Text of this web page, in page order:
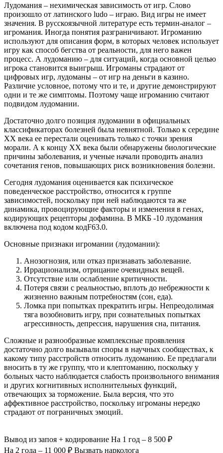
Лудомания – нехимическая зависимость от игр. Слово
произошло от латинского ludo – играю. Вид игры не имеет
значения. В русскоязычной литературе есть термин-аналог –
игромания. Иногда понятия разграничивают. Игроманию
используют для описания форм, в которых человек использует
игру как способ бегства от реальности, для него важен
процесс. А лудоманию – для ситуаций, когда основной целью
игрока становится выигрыш. Игроманы страдают от
цифровых игр, лудоманы – от игр на деньги в казино.
Различие условное, потому что и те, и другие демонстрируют
одни и те же симптомы. Поэтому чаще игроманию считают
подвидом лудомании.
Достаточно долго позиция лудомании в официальных
классификаторах болезней была невнятной. Только к середине
XX века ее перестали оценивать только с точки зрения
морали. А к концу XX века были обнаружены биологические
причины заболевания, и ученые начали проводить анализ
сочетания генов, повышающих риск возникновения болезни.
Сегодня лудомания оценивается как психическое
поведенческое расстройство, относится к группе
зависимостей, поскольку при ней наблюдаются та же
динамика, провоцирующие факторы и изменения в генах,
кодирующих рецепторы дофамина. В МКБ -10 лудомания
включена под кодом кодF63.0.
Основные признаки игромании (лудомании):
Анозогнозия, или отказ признавать заболевание.
Иррационализм, отрицание очевидных вещей.
Отсутствие или ослабление критичности.
Потеря связи с реальностью, вплоть до небрежности к
жизненно важным потребностям (сон, еда).
Ломка при попытках прекратить игры. Непреодолимая
тяга возобновить игру, при сознательных попытках
агрессивность, депрессия, нарушения сна, питания.
Сложные и разнообразные комплексные проявления
достаточно долго вызывали споры в научных сообществах, к
какому типу расстройств относить лудоманию. Ее предлагали
вносить в ту же группу, что и клептоманию, поскольку у
больных часто наблюдается слабость произвольного внимания
и других когнитивных исполнительных функций,
отвечающих за торможение. Была версия, что это
аффективное расстройство, поскольку игроманы нередко
страдают от пограничных эмоций.
Вывод из запоя + кодирование На 1 год – 8 500 ₽
На 2 года – 11 000 ₽ Вызвать нарколога